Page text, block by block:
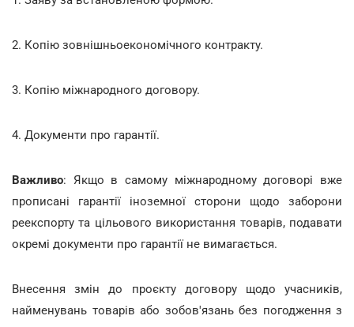
2. Копію зовнішньоекономічного контракту.
3. Копію міжнародного договору.
4. Документи про гарантії.
Важливо: Якщо в самому міжнародному договорі вже
прописані гарантії іноземної сторони щодо заборони
реекспорту та цільового використання товарів, подавати
окремі документи про гарантії не вимагається.
Внесення змін до проєкту договору щодо учасників,
найменувань товарів або зобов'язань без погодження з